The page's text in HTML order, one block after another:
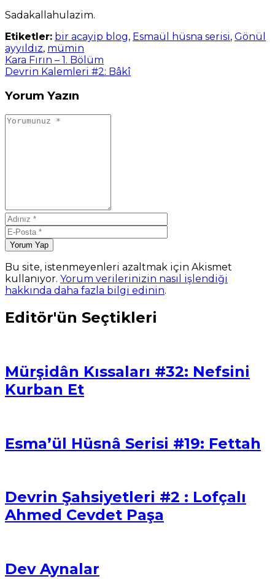
Sadakallahulazim.
Etiketler: bir acayip blog, Esmaül hüsna serisi, Gönül
ayyıldız, mümin
Kara Fırın – 1. Bölüm
Devrin Kalemleri #2: Bâkî
Yorum Yazın
Yorum Yap
Bu site, istenmeyenleri azaltmak için Akismet
kullanıyor. Yorum verilerinizin nasıl işlendiği
hakkında daha fazla bilgi edinin.
Editör'ün Seçtikleri
Mürşidân Kıssaları #32: Nefsini
Kurban Et
Esma’ül Hüsnâ Serisi #19: Fettah
Devrin Şahsiyetleri #2 : Lofçalı
Ahmed Cevdet Paşa
Dev Aynalar